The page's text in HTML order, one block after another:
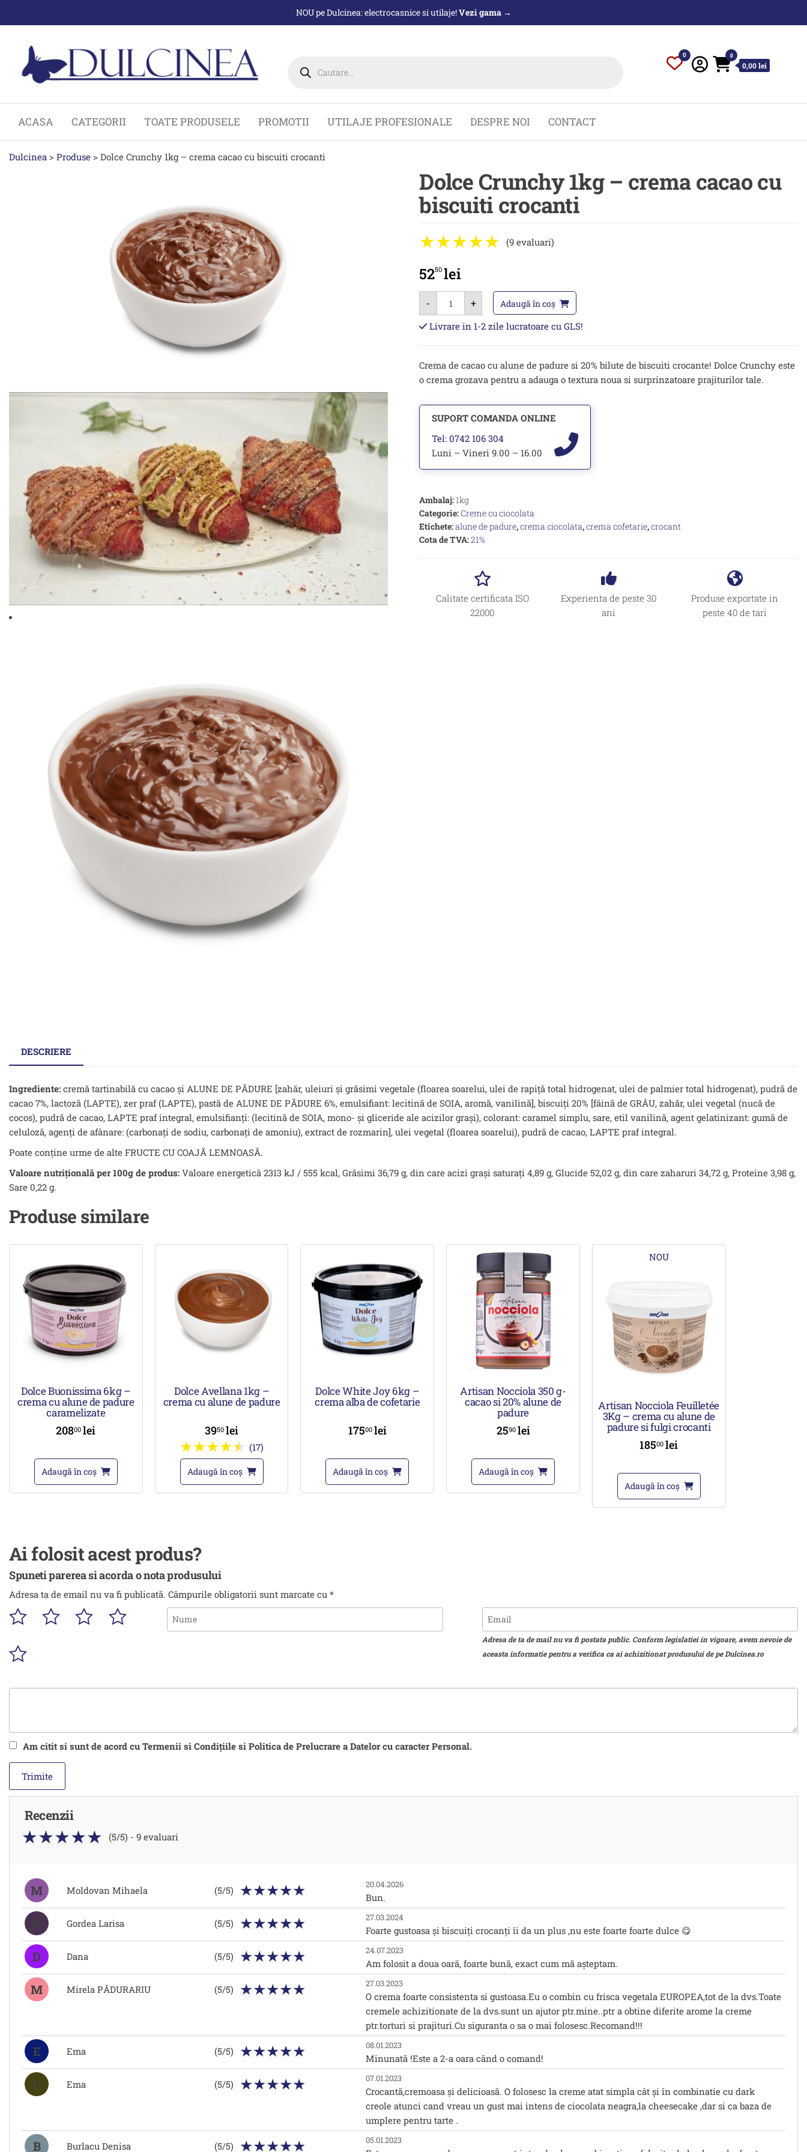
NOU pe Dulcinea: electrocasnice si utilaje!Vezi gama →
search
0 0
0,00 lei
ACASA CATEGORII TOATE PRODUSELE PROMOTII UTILAJE PROFESIONALE DESPRE NOI CONTACT
Dulcinea > Produse > Dolce Crunchy 1kg – crema cacao cu biscuiti crocanti
Dolce Crunchy 1kg – crema cacao cu
biscuiti crocanti
(9 evaluari)
5250lei
-
Cantitate
Dolce
Crunchy
1kg
-
biscuiti
crocanti
+ Adaugă în coș
Livrare in 1-2 zile lucratoare cu GLS!
Crema de cacao cu alune de padure si 20% bilute de biscuiti crocante! Dolce Crunchy este
o crema grozava pentru a adauga o textura noua si surprinzatoare prajiturilor tale.
SUPORT COMANDA ONLINE
Tel: 0742 106 304
Luni – Vineri 9.00 – 16.00
Ambalaj:1kg
Categorie:Creme cu ciocolata
Etichete:alune de padure,crema ciocolata,crema cofetarie,crocant
Cota de TVA:21%
Calitate certificata ISO
22000
Experienta de peste 30
ani
Produse exportate in
peste 40 de tari
DESCRIERE
Ingrediente: cremă tartinabilă cu cacao și ALUNE DE PĂDURE [zahăr, uleiuri și grăsimi vegetale (floarea soarelui, ulei de rapiță total hidrogenat, ulei de palmier total hidrogenat), pudră de
cacao 7%, lactoză (LAPTE), zer praf (LAPTE), pastă de ALUNE DE PĂDURE 6%, emulsifiant: lecitină de SOIA, aromă, vanilină], biscuiți 20% [făină de GRÂU, zahăr, ulei vegetal (nucă de
cocos), pudră de cacao, LAPTE praf integral, emulsifianţi: (lecitină de SOIA, mono- și gliceride ale acizilor grași), colorant: caramel simplu, sare, etil vanilină, agent gelatinizant: gumă de
celuloză, agenți de afânare: (carbonați de sodiu, carbonați de amoniu), extract de rozmarin], ulei vegetal (floarea soarelui), pudră de cacao, LAPTE praf integral.
Poate conține urme de alte FRUCTE CU COAJĂ LEMNOASĂ.
Valoare nutrițională per 100g de produs: Valoare energetică 2313 kJ / 555 kcal, Grăsimi 36,79 g, din care acizi grași saturați 4,89 g, Glucide 52,02 g, din care zaharuri 34,72 g, Proteine 3,98 g,
Sare 0,22 g.
Produse similare
Dolce Buonissima 6kg –
crema cu alune de padure
caramelizate
20800lei
Adaugă în coș
Dolce Avellana 1kg –
crema cu alune de padure
3950lei
(17)
Adaugă în coș
Dolce White Joy 6kg –
crema alba de cofetarie
17500 lei
Adaugă în coș
Artisan Nocciola 350 g-
cacao si 20% alune de
padure
2590 lei
Adaugă în coș
NOU
Artisan Nocciola Feuilletée
3Kg – crema cu alune de
padure si fulgi crocanti
18500lei
Adaugă în coș
Ai folosit acest produs?
Spuneti parerea si acorda o nota produsului
Adresa ta de email nu va fi publicată. Câmpurile obligatorii sunt marcate cu *
Adresa de ta de mail nu va fi postata public. Conform legislatiei in vigoare, avem nevoie de
aceasta informatie pentru a verifica ca ai achizitionat produsului de pe Dulcinea.ro
Am citit si sunt de acord cu Termenii si Condițiile si Politica de Prelucrare a Datelor cu caracter Personal.
Recenzii
(5/5) - 9 evaluari
M Moldovan Mihaela (5/5) 20.04.2026
Bun.
Gordea Larisa (5/5) 27.03.2024
Foarte gustoasa și biscuiți crocanți îi da un plus ,nu este foarte foarte dulce 😋
D Dana (5/5) 24.07.2023
Am folosit a doua oară, foarte bună, exact cum mă așteptam.
M Mirela PĂDURARIU (5/5) 27.03.2023
O crema foarte consistenta si gustoasa.Eu o combin cu frisca vegetala EUROPEA,tot de la dvs.Toate
cremele achizitionate de la dvs.sunt un ajutor ptr.mine..ptr a obtine diferite arome la creme
ptr.torturi si prajituri.Cu siguranta o sa o mai folosesc.Recomand!!!
E Ema (5/5) 08.01.2023
Minunată !Este a 2-a oara când o comand!
E Ema (5/5) 07.01.2023
Crocantă,cremoasa și delicioasă. O folosesc la creme atat simpla cât și în combinatie cu dark
creole atunci cand vreau un gust mai intens de ciocolata neagra,la cheesecake ,dar si ca baza de
umplere pentru tarte .
B Burlacu Denisa (5/5) 05.01.2023